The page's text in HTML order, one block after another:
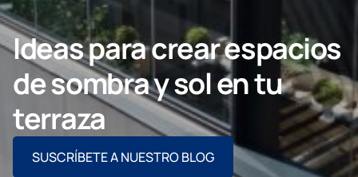
Profesionales
Contacto
PIDE ASESORAMIENTO AQUÍ
Ideas para crear espacios
de sombra y sol en tu
terraza
SUSCRÍBETE A NUESTRO BLOG